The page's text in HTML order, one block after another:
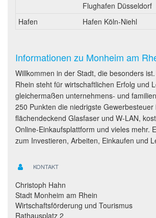
Flughafen Düsseldorf
Hafen
Hafen Köln-Niehl
Informationen zu Monheim am
Willkommen in der Stadt, die besonders
Rhein steht für wirtschaftlichen Erfolg und
gleichermaßen unternehmens- und
250 Punkten die niedrigste Gewerbesteuer
flächendeckend Glasfaser und W-LAN,
Online-Einkaufsplattform und vieles mehr.
zum Investieren, Arbeiten, Einkaufen und
KONTAKT
Christoph Hahn
Stadt Monheim am Rhein
Wirtschaftsförderung und Tourismus
Rathausplatz 2